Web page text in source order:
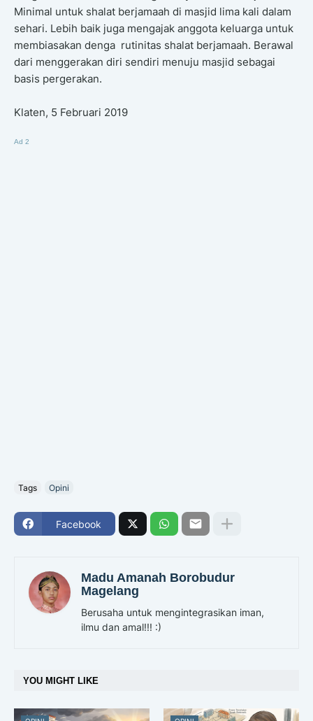
Minimal untuk shalat berjamaah di masjid lima kali dalam
sehari. Lebih baik juga mengajak anggota keluarga untuk
membiasakan denga rutinitas shalat berjamaah. Berawal
dari menggerakan diri sendiri menuju masjid sebagai
basis pergerakan.
Klaten, 5 Februari 2019
Ad 2
Tags Opini
Facebook
Madu Amanah Borobudur
Magelang
Berusaha untuk mengintegrasikan iman,
ilmu dan amal!!! :)
YOU MIGHT LIKE